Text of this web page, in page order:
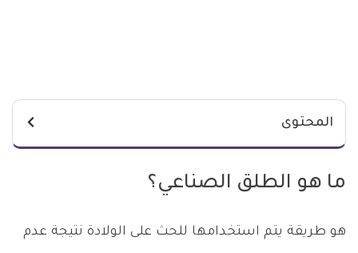
المحتوى
ما هو الطلق الصناعي؟
هو طريقة يتم استخدامها للحث على الولادة نتيجة عدم